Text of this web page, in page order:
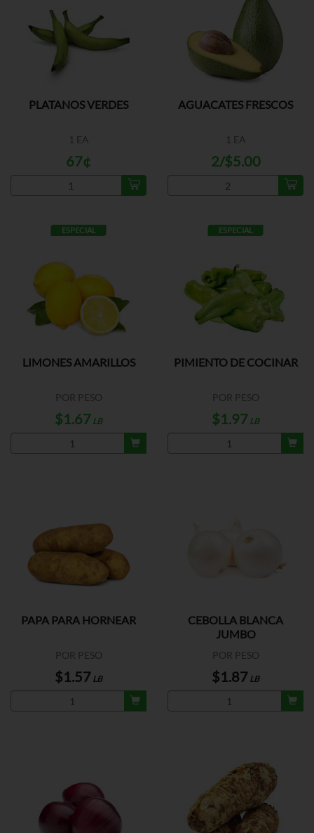
PLATANOS VERDES
1 EA
67¢
AGUACATES FRESCOS
1 EA
2/$5.00
ESPECIAL
LIMONES AMARILLOS
POR PESO
$1.67 LB
ESPECIAL
PIMIENTO DE COCINAR
POR PESO
$1.97 LB
PAPA PARA HORNEAR
POR PESO
$1.57 LB
CEBOLLA BLANCA
JUMBO
POR PESO
$1.87 LB